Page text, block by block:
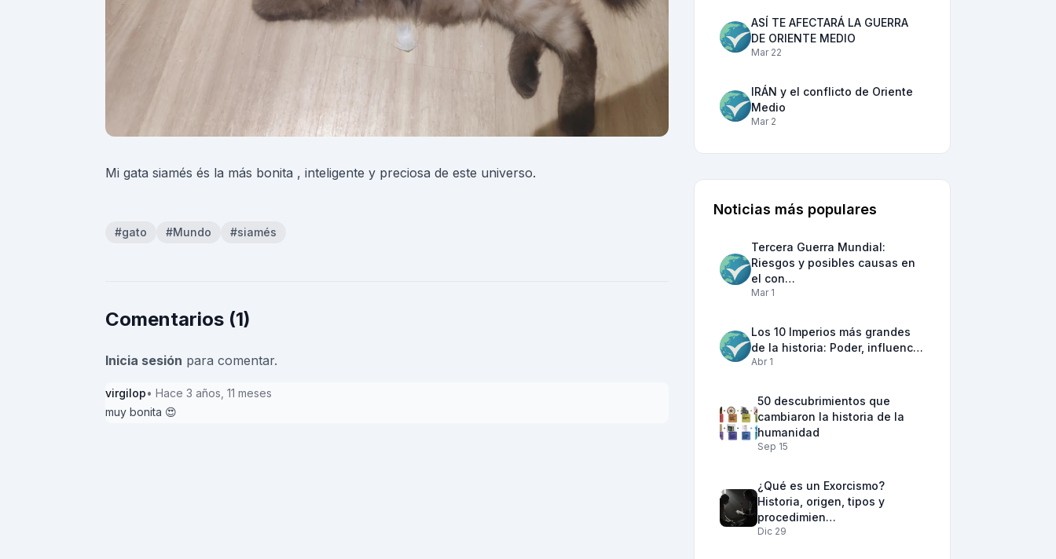
Mi gata siamés és la más bonita , inteligente y preciosa de este universo.
#gato #Mundo #siamés
Comentarios (1)
Inicia sesión para comentar.
virgilop• Hace 3 años, 11 meses
muy bonita 😍
ASÍ TE AFECTARÁ LA GUERRA
DE ORIENTE MEDIO
Mar 22
IRÁN y el conflicto de Oriente
Medio
Mar 2
Noticias más populares
Tercera Guerra Mundial:
Riesgos y posibles causas en
el con…
Mar 1
Los 10 Imperios más grandes
de la historia: Poder, influenc…
Abr 1
50 descubrimientos que
cambiaron la historia de la
humanidad
Sep 15
¿Qué es un Exorcismo?
Historia, origen, tipos y
procedimien…
Dic 29